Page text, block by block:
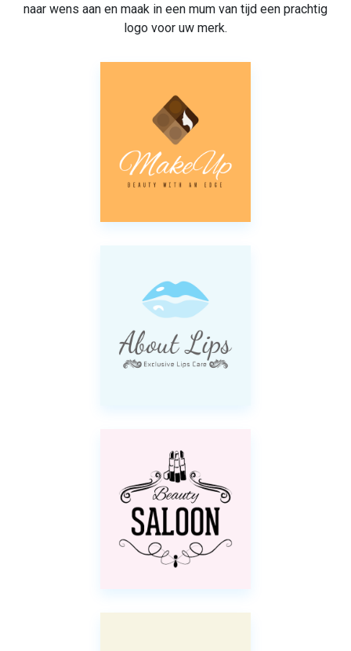
naar wens aan en maak in een mum van tijd een prachtig
logo voor uw merk.